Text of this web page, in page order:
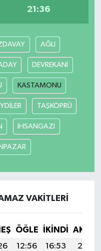
21:36
AĞLI
DEVREKANİ
KASTAMONU
TAŞKÖPRÜ
İHSANGAZİ
VAKITLERI
ÖĞLE İKINDI
12:56 16:53
20:17